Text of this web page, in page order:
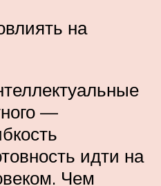
на
—
идти на
Чем